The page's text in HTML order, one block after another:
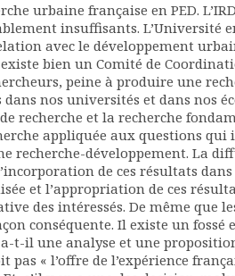
urbaine française en PED.
insuffisants. L’Université
avec le développement
bien un Comité de
peine à produire une
nos universités et dans nos
recherche et la recherche
appliquée aux questions
recherche-développement. La
de ces résultats
et l’appropriation de ces
des intéressés. De même que
conséquente. Il existe un
t-il une analyse et une
pas « l’offre de l’expérience